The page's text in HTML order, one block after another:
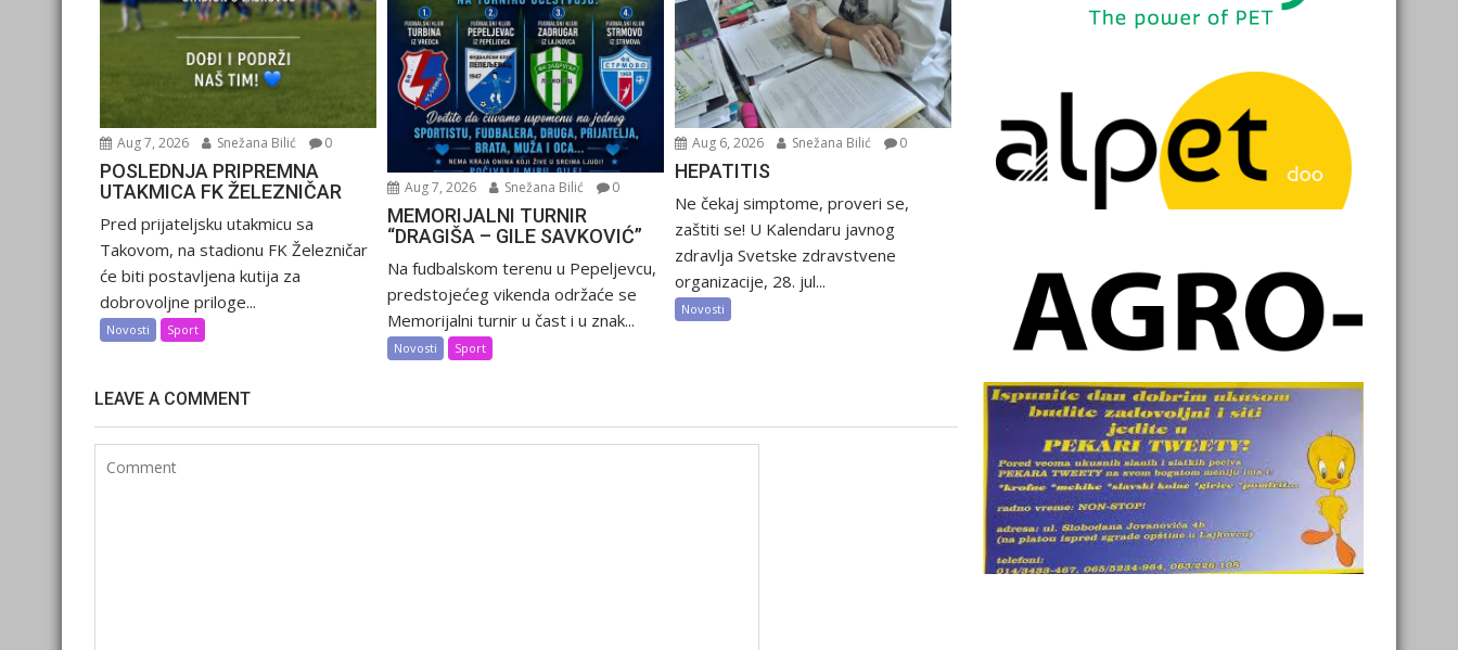
Aug 7, 2026 Snežana Bilić 0
POSLEDNJA PRIPREMNA
UTAKMICA FK ŽELEZNIČAR
Pred prijateljsku utakmicu sa
Takovom, na stadionu FK Železničar
će biti postavljena kutija za
dobrovoljne priloge...
Novosti Sport
Aug 7, 2026 Snežana Bilić 0
MEMORIJALNI TURNIR
“DRAGIŠA – GILE SAVKOVIĆ”
Na fudbalskom terenu u Pepeljevcu,
predstojećeg vikenda održaće se
Memorijalni turnir u čast i u znak...
Novosti Sport
Aug 6, 2026 Snežana Bilić 0
HEPATITIS
Ne čekaj simptome, proveri se,
zaštiti se! U Kalendaru javnog
zdravlja Svetske zdravstvene
organizacije, 28. jul...
Novosti
LEAVE A COMMENT